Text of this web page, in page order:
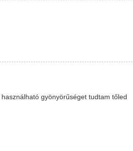
gyönyörűséget tudtam tőled